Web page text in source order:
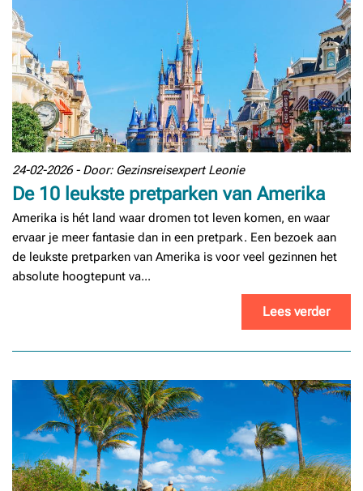
24-02-2026 - Door: Gezinsreisexpert Leonie
De 10 leukste pretparken van Amerika
Amerika is hét land waar dromen tot leven komen, en waar
ervaar je meer fantasie dan in een pretpark. Een bezoek aan
de leukste pretparken van Amerika is voor veel gezinnen het
absolute hoogtepunt va...
Lees verder